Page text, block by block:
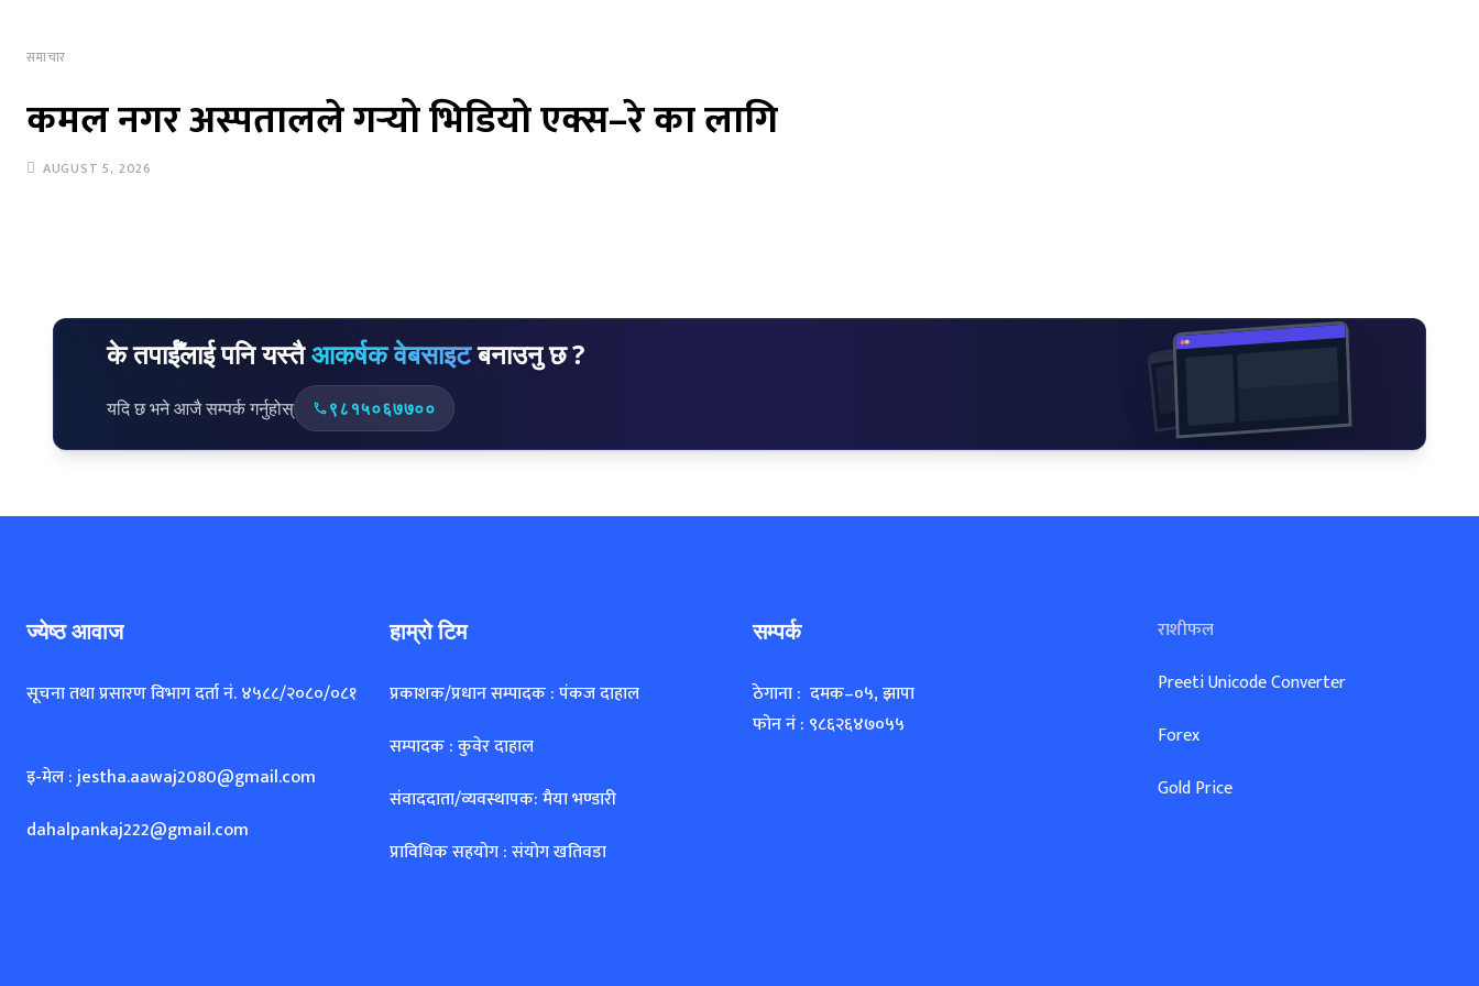
समाचार
कमल नगर अस्पतालले गर्‍यो भिडियो एक्स–रे का लागि
AUGUST 5, 2026
ज्येष्ठ आवाज
सूचना तथा प्रसारण विभाग दर्ता नं. ४५८८/२०८०/०८१
इ-मेल : jestha.aawaj2080@gmail.com
dahalpankaj222@gmail.com
हाम्रो टिम
प्रकाशक/प्रधान सम्पादक : पंकज दाहाल
सम्पादक : कुवेर दाहाल
संवाददाता/व्यवस्थापक: मैया भण्डारी
प्राविधिक सहयोग : संयोग खतिवडा
सम्पर्क
ठेगाना : दमक–०५, झापा
फोन नं : ९८६२६४७०५५
राशीफल
Preeti Unicode Converter
Forex
Gold Price